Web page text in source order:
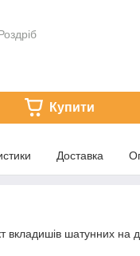
Купити
Доставка
вкладишів шатунних на